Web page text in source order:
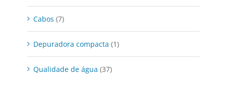
Cabos (7)
Depuradora compacta (1)
Qualidade de água (37)